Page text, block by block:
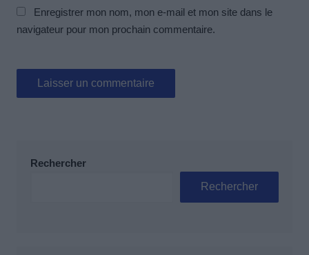
Enregistrer mon nom, mon e-mail et mon site dans le
navigateur pour mon prochain commentaire.
Rechercher
Rechercher